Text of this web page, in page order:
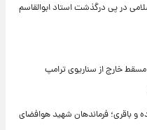
در پی درگذشت استاد ابوالقاسم
مسقط خارج از سناریوی ترامپ
و باقری؛ فرماندهان شهید هوافضای